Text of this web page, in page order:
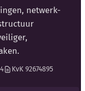
netwerk-
KvK 92674895